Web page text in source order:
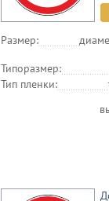
Размер:
Типоразмер:
Тип пленки: